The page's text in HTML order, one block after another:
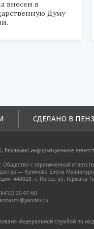
внесен в
Думу
СДЕЛАНО В
Рекламно-информационное
Общество с ограниченной
— Куликова Елена
440028, г. Пенза, ул. Германа
20-07-60
Федеральной службой по